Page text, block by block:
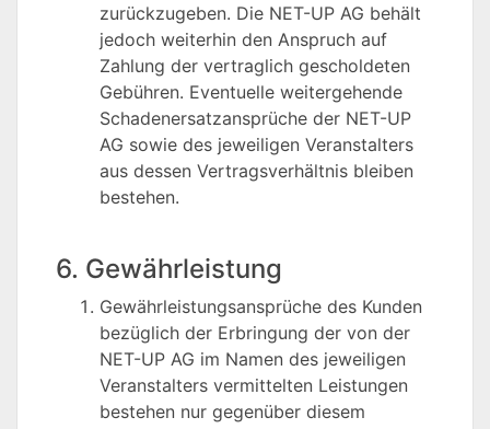
zurückzugeben. Die NET-UP AG behält
jedoch weiterhin den Anspruch auf
Zahlung der vertraglich gescholdeten
Gebühren. Eventuelle weitergehende
Schadenersatzansprüche der NET-UP
AG sowie des jeweiligen Veranstalters
aus dessen Vertragsverhältnis bleiben
bestehen.
6. Gewährleistung
Gewährleistungsansprüche des Kunden
bezüglich der Erbringung der von der
NET-UP AG im Namen des jeweiligen
Veranstalters vermittelten Leistungen
bestehen nur gegenüber diesem